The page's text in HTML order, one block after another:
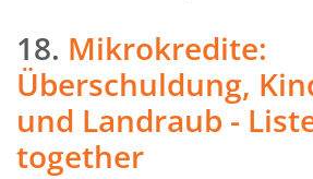
18. Mikrokredite:
Überschuldung,
und Landraub -
together